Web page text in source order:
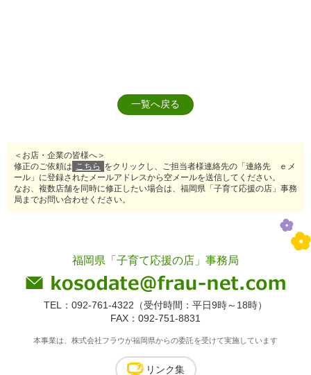
一覧へ戻る
＜お店・企業の皆様へ＞
修正のご依頼は
こちら をクリックし、ご担当者様連絡先の「連絡先 ｅメ
ール」に登録されたメールアドレスから空メールを送信してください。
なお、複数店舗を同時に修正したい場合は、福岡県「子育て応援の店」事務
局までお問い合わせください。
福岡県「子育て応援の店」事務局
TEL：092-761-4322（受付時間：平日9時～18時）
FAX：092-751-8831
本事業は、株式会社フラウが福岡県からの委託を受けて実施しています
リンク集